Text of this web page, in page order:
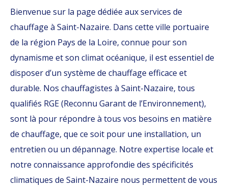
Bienvenue sur la page dédiée aux services de
chauffage à Saint-Nazaire. Dans cette ville portuaire
de la région Pays de la Loire, connue pour son
dynamisme et son climat océanique, il est essentiel de
disposer d’un système de chauffage efficace et
durable. Nos chauffagistes à Saint-Nazaire, tous
qualifiés RGE (Reconnu Garant de l’Environnement),
sont là pour répondre à tous vos besoins en matière
de chauffage, que ce soit pour une installation, un
entretien ou un dépannage. Notre expertise locale et
notre connaissance approfondie des spécificités
climatiques de Saint-Nazaire nous permettent de vous